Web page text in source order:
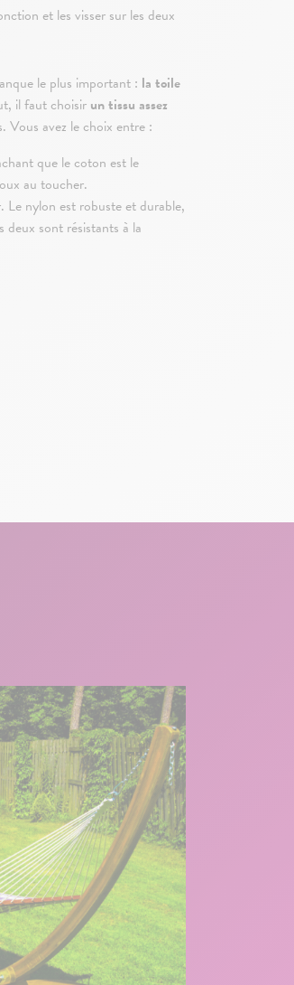
et les visser sur les deux
le plus important : la toile
il faut choisir un tissu assez
Vous avez le choix entre :
que le coton est le
au toucher.
Le nylon est robuste et durable,
deux sont résistants à la